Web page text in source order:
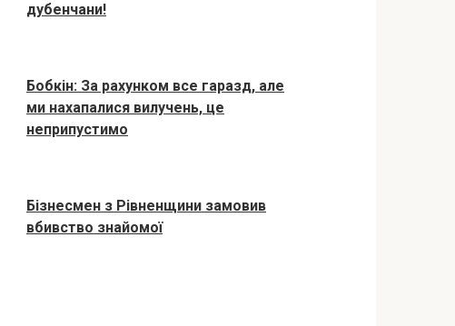
дубенчани!
Бобкін: За рахунком все гаразд, але
ми нахапалися вилучень, це
неприпустимо
Бізнесмен з Рівненщини замовив
вбивство знайомої